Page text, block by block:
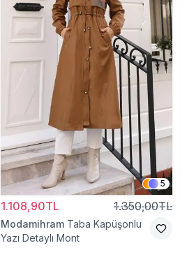
5
1.108,90TL 1.350,00TL
Modamihram Taba Kapüşonlu
Yazı Detaylı Mont